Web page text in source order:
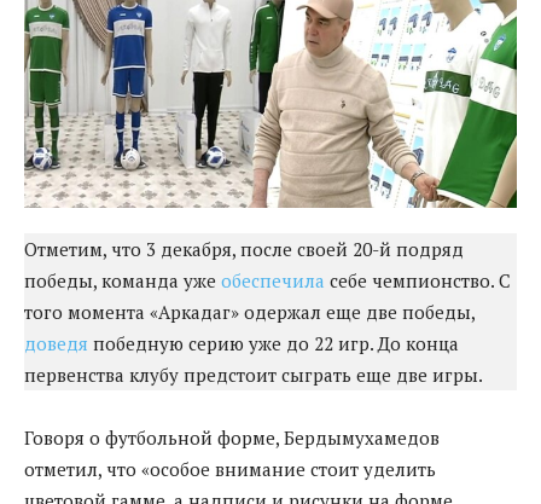
Отметим, что 3 декабря, после своей 20-й подряд
победы, команда уже обеспечила себе чемпионство. С
того момента «Аркадаг» одержал еще две победы,
доведя победную серию уже до 22 игр. До конца
первенства клубу предстоит сыграть еще две игры.
Говоря о футбольной форме, Бердымухамедов
отметил, что «особое внимание стоит уделить